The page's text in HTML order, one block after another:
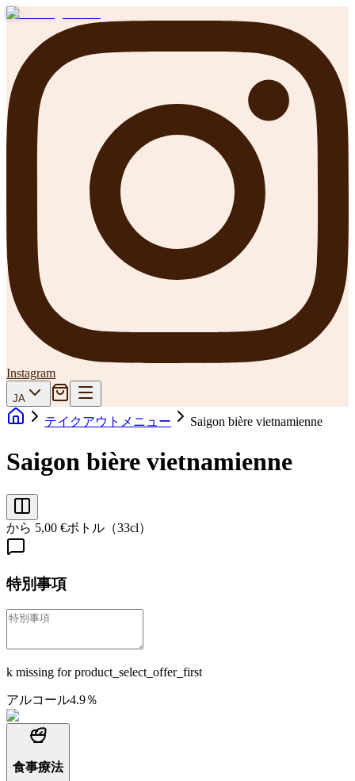
Instagram
JA
テイクアウトメニュー Saigon bière vietnamienne
Saigon bière vietnamienne
から 5,00 €ボトル（33cl）
特別事項
k missing for product_select_offer_first
アルコール4.9％
食事療法